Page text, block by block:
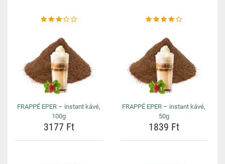
FRAPPÉ EPER – instant kávé,
100g
3177 Ft
FRAPPÉ EPER – instant kávé,
50g
1839 Ft